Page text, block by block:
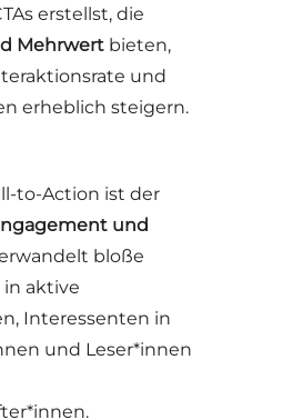
erstellst, die
Mehrwertbieten,
und
erheblich steigern.
to-Action ist der
und
bloße
aktive
Interessenten in
und Leser*innen